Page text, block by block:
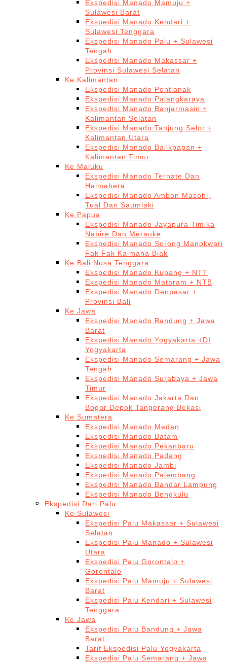
Ekspedisi Manado Mamuju +
Sulawesi Barat
Ekspedisi Manado Kendari +
Sulawesi Tenggara
Ekspedisi Manado Palu + Sulawesi
Tengah
Ekspedisi Manado Makassar +
Provinsi Sulawesi Selatan
Ke Kalimantan
Ekspedisi Manado Pontianak
Ekspedisi Manado Palangkaraya
Ekspedisi Manado Banjarmasin +
Kalimantan Selatan
Ekspedisi Manado Tanjung Selor +
Kalimantan Utara
Ekspedisi Manado Balikpapan +
Kalimantan Timur
Ke Maluku
Ekspedisi Manado Ternate Dan
Halmahera
Ekspedisi Manado Ambon Masohi,
Tual Dan Saumlaki
Ke Papua
Ekspedisi Manado Jayapura Timika
Nabire Dan Merauke
Ekspedisi Manado Sorong Manokwari
Fak Fak Kaimana Biak
Ke Bali Nusa Tenggara
Ekspedisi Manado Kupang + NTT
Ekspedisi Manado Mataram + NTB
Ekspedisi Manado Denpasar +
Provinsi Bali
Ke Jawa
Ekspedisi Manado Bandung + Jawa
Barat
Ekspedisi Manado Yogyakarta +DI
Yogyakarta
Ekspedisi Manado Semarang + Jawa
Tengah
Ekspedisi Manado Surabaya + Jawa
Timur
Ekspedisi Manado Jakarta Dan
Bogor Depok Tangerang Bekasi
Ke Sumatera
Ekspedisi Manado Medan
Ekspedisi Manado Batam
Ekspedisi Manado Pekanbaru
Ekspedisi Manado Padang
Ekspedisi Manado Jambi
Ekspedisi Manado Palembang
Ekspedisi Manado Bandar Lampung
Ekspedisi Manado Bengkulu
Ekspedisi Dari Palu
Ke Sulawesi
Ekspedisi Palu Makassar + Sulawesi
Selatan
Ekspedisi Palu Manado + Sulawesi
Utara
Ekspedisi Palu Gorontalo +
Gorontalo
Ekspedisi Palu Mamuju + Sulawesi
Barat
Ekspedisi Palu Kendari + Sulawesi
Tenggara
Ke Jawa
Ekspedisi Palu Bandung + Jawa
Barat
Tarif Ekspedisi Palu Yogyakarta
Ekspedisi Palu Semarang + Jawa